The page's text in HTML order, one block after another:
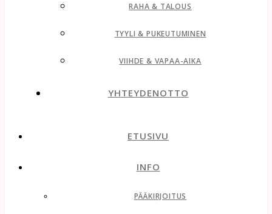
RAHA & TALOUS
TYYLI & PUKEUTUMINEN
VIIHDE & VAPAA-AIKA
YHTEYDENOTTO
ETUSIVU
INFO
PÄÄKIRJOITUS